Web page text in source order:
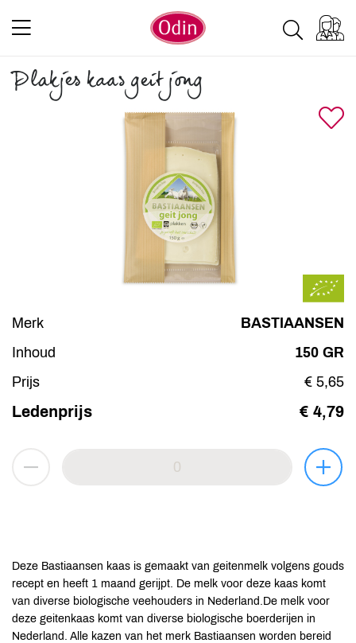
Plakjes kaas geit jong
Merk
BASTIAANSEN
Inhoud
150 GR
Prijs
€ 5,65
Ledenprijs € 4,79
Deze Bastiaansen kaas is gemaakt van geitenmelk volgens gouds
recept en heeft 1 maand gerijpt. De melk voor deze kaas komt
van diverse biologische veehouders in Nederland.De melk voor
deze geitenkaas komt van diverse biologische boerderijen in
Nederland. Alle kazen van het merk Bastiaansen worden bereid